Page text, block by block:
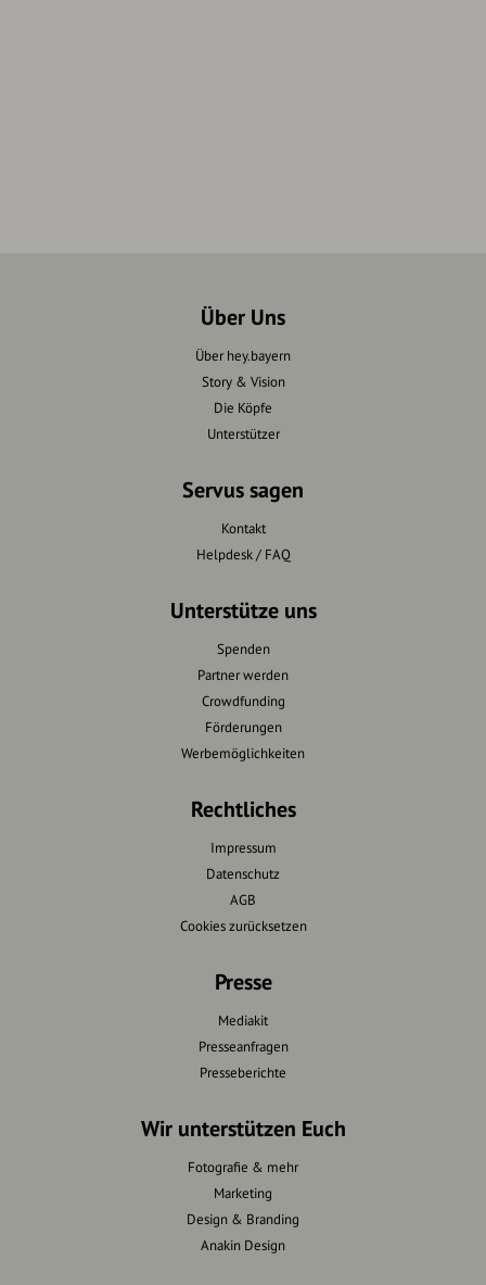
Über Uns
Über hey.bayern
Story & Vision
Die Köpfe
Unterstützer
Servus sagen
Kontakt
Helpdesk / FAQ
Unterstütze uns
Spenden
Partner werden
Crowdfunding
Förderungen
Werbemöglichkeiten
Rechtliches
Impressum
Datenschutz
AGB
Cookies zurücksetzen
Presse
Mediakit
Presseanfragen
Presseberichte
Wir unterstützen Euch
Fotografie & mehr
Marketing
Design & Branding
Anakin Design